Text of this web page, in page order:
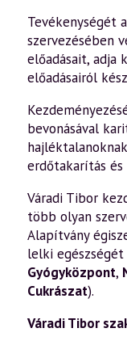
Tevékenységét a
szervezésében
előadásait, adja
előadásairól
bevonásával
erdőtakarítás
Váradi Tibor
több olyan
Alapítvány
lelki
Gyógyközpont,
Cukrászat).
Váradi Tibor